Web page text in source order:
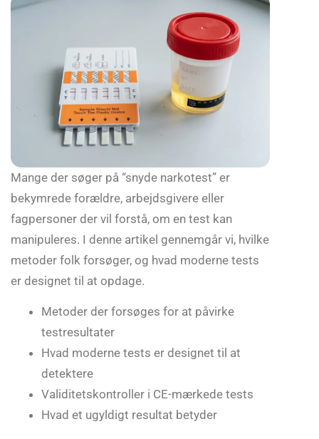
Mange der søger på “snyde narkotest” er
bekymrede forældre, arbejdsgivere eller
fagpersoner der vil forstå, om en test kan
manipuleres. I denne artikel gennemgår vi, hvilke
metoder folk forsøger, og hvad moderne tests
er designet til at opdage.
Metoder der forsøges for at påvirke
testresultater
Hvad moderne tests er designet til at
detektere
Validitetskontroller i CE-mærkede tests
Hvad et ugyldigt resultat betyder